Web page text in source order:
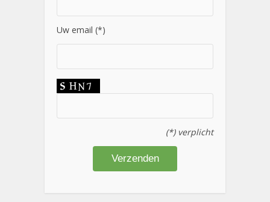
Uw email (*)
(*) verplicht